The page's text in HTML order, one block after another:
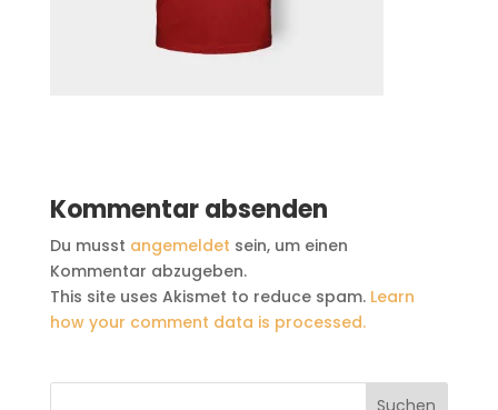
Kommentar absenden
Du musst angemeldet sein, um einen
Kommentar abzugeben.
This site uses Akismet to reduce spam. Learn
how your comment data is processed.